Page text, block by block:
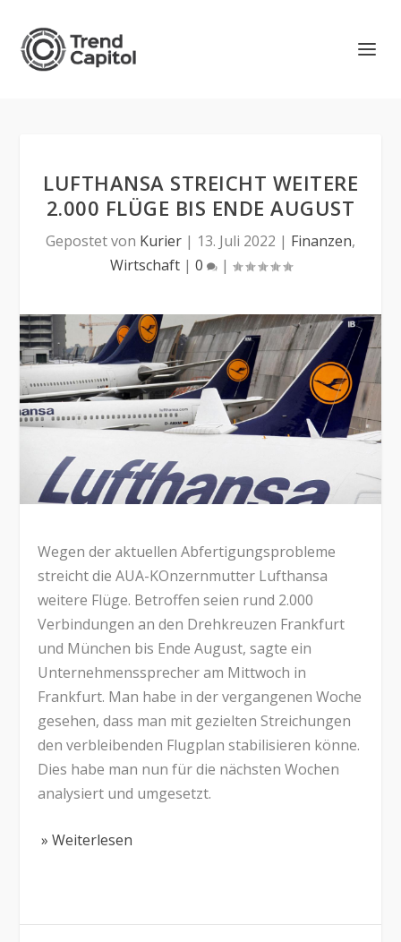
LUFTHANSA STREICHT WEITERE
2.000 FLÜGE BIS ENDE AUGUST
Gepostet von Kurier | 13. Juli 2022 | Finanzen,
Wirtschaft| 0 |
Wegen der aktuellen Abfertigungsprobleme
streicht die AUA-KOnzernmutter Lufthansa
weitere Flüge. Betroffen seien rund 2.000
Verbindungen an den Drehkreuzen Frankfurt
und München bis Ende August, sagte ein
Unternehmenssprecher am Mittwoch in
Frankfurt. Man habe in der vergangenen Woche
gesehen, dass man mit gezielten Streichungen
den verbleibenden Flugplan stabilisieren könne.
Dies habe man nun für die nächsten Wochen
analysiert und umgesetzt.
» Weiterlesen